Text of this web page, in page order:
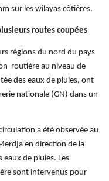
sur les wilayas côtières.
routes coupées
régions du nord du pays
routière au niveau de
des eaux de pluies, ont
nationale (GN) dans un
a été observée au
en direction de la
eaux de pluies. Les
sont intervenus pour